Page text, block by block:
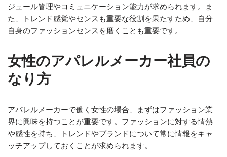
ジュール管理やコミュニケーション能力が求められます。ま
た、トレンド感覚やセンスも重要な役割を果たすため、自分
自身のファッションセンスを磨くことも重要です。
女性のアパレルメーカー社員の
なり方
アパレルメーカーで働く女性の場合、まずはファッション業
界に興味を持つことが重要です。ファッションに対する情熱
や感性を持ち、トレンドやブランドについて常に情報をキャ
ッチアップしておくことが求められます。